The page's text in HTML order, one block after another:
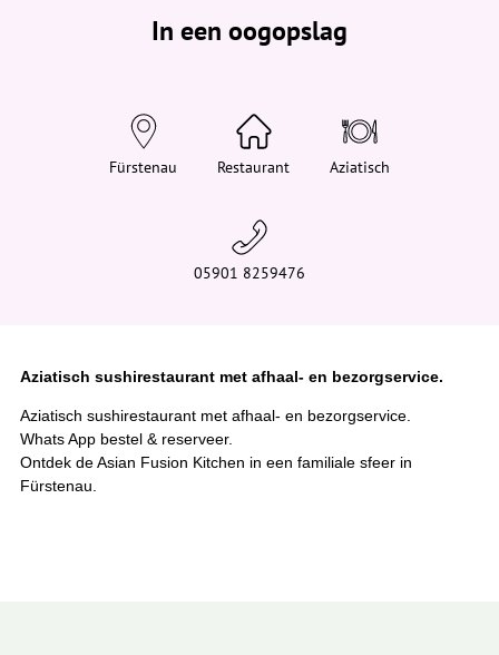
e
In een oogopslag
Fürstenau Restaurant Aziatisch
05901 8259476
Aziatisch sushirestaurant met afhaal- en bezorgservice.
Aziatisch sushirestaurant met afhaal- en bezorgservice.
Whats App bestel & reserveer.
Ontdek de Asian Fusion Kitchen in een familiale sfeer in
Fürstenau.